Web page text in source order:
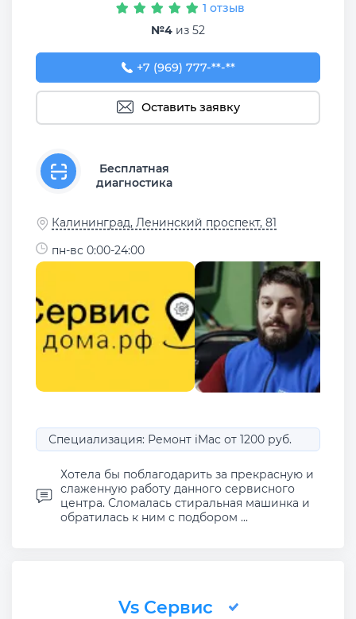
1 отзыв
№4 из 52
+7 (969) 777-50-55
+7 (969) 777-**-**
Оставить заявку
Бесплатная
диагностика
Калининград, Ленинский проспект, 81
пн-вс 0:00-24:00
Специализация: Ремонт iMac от 1200 руб.
Хотела бы поблагодарить за прекрасную и
слаженную работу данного сервисного
центра. Сломалась стиральная машинка и
обратилась к ним с подбором ...
Vs Сервис